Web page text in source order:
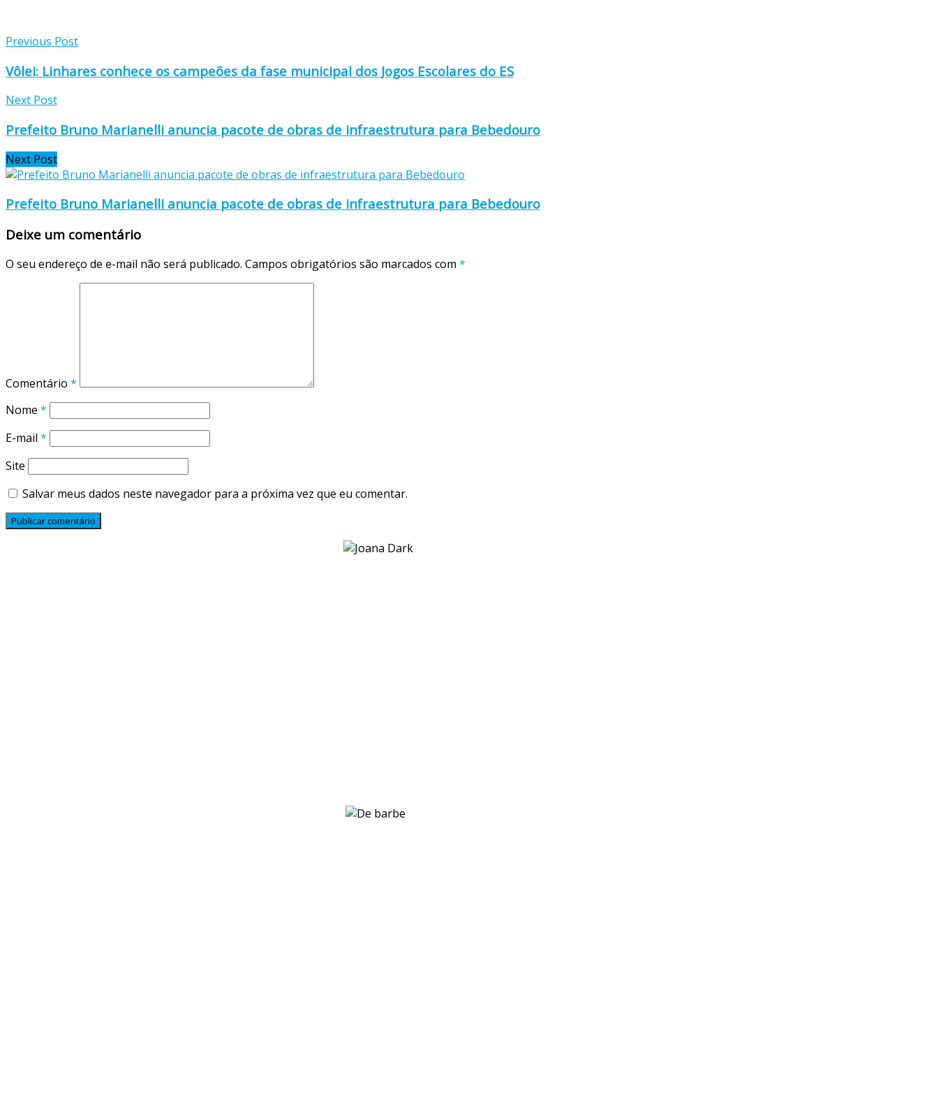
Previous Post
Vôlei: Linhares conhece os campeões da fase municipal dos Jogos Escolares do ES
Next Post
Prefeito Bruno Marianelli anuncia pacote de obras de infraestrutura para Bebedouro
Next Post
Prefeito Bruno Marianelli anuncia pacote de obras de infraestrutura para Bebedouro
Deixe um comentário
O seu endereço de e-mail não será publicado. Campos obrigatórios são marcados com *
Comentário *
Nome *
E-mail *
Site
Salvar meus dados neste navegador para a próxima vez que eu comentar.